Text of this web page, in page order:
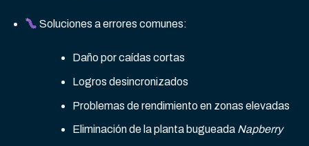
Soluciones a errores comunes:
Daño por caídas cortas
Logros desincronizados
Problemas de rendimiento en zonas elevadas
Eliminación de la planta bugueada Napberry